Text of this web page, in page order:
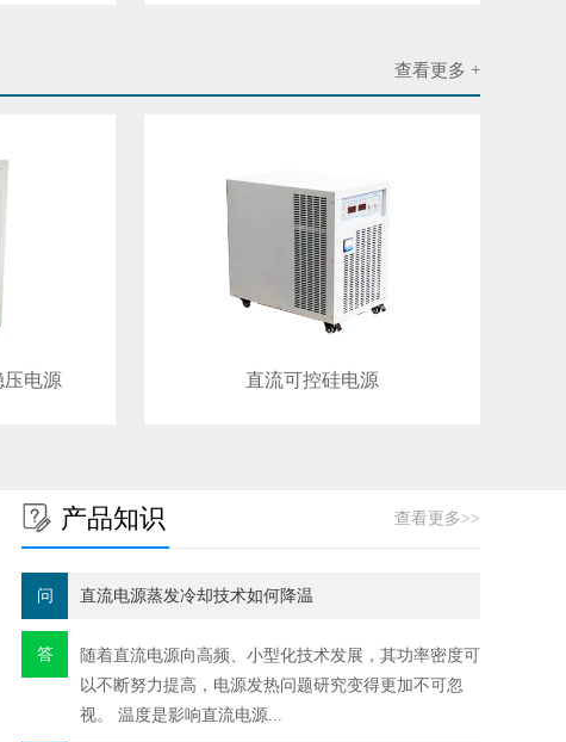
查看更多 +
压电源 直流可控硅电源
查看更多>>
产品知识
问 直流电源蒸发冷却技术如何降温
答
随着直流电源​向高频、小型化技术发展，其功率密度可
以不断努力提高，电源发热问题研究变得更加不可忽
视。 温度是影响直流电源...